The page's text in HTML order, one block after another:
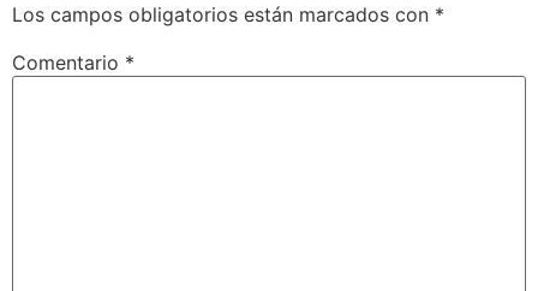
Los campos obligatorios están marcados con *
Comentario *